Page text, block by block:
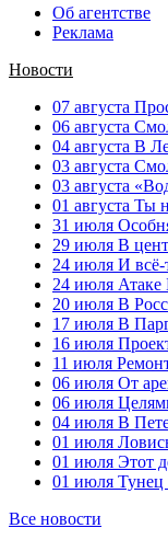
Об агентстве
Реклама
Новости
07 августа
06 августа
04 августа В
03 августа
03 августа
01 августа Ты
31 июля
29 июля В
24 июля И всё-
24 июля Атаке
20 июля В
17 июля В
16 июля
11 июля
06 июля От
06 июля
04 июля В
01 июля
01 июля Этот
01 июля Тунец
Все новости